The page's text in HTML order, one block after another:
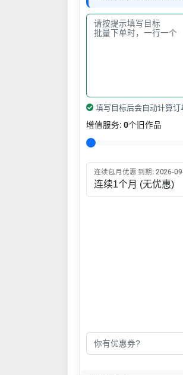
填写目标后会自动计算订
增值服务: 0个旧作品
连续包月优惠 到期: 2026-